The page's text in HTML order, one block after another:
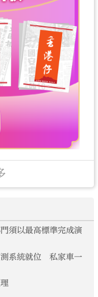
須以最高標準完成演
測系統就位 私家車一